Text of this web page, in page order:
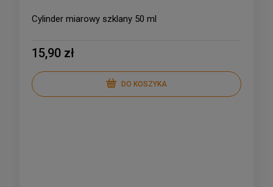
Cylinder miarowy szklany 50 ml
15,90 zł
DO KOSZYKA